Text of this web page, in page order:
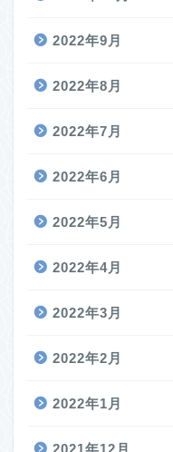
2022年9月
2022年8月
2022年7月
2022年6月
2022年5月
2022年4月
2022年3月
2022年2月
2022年1月